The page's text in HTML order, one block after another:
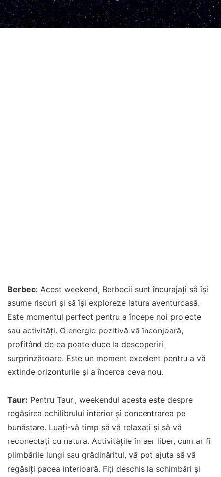
Berbec: Acest weekend, Berbecii sunt încurajați să își
asume riscuri și să își exploreze latura aventuroasă.
Este momentul perfect pentru a începe noi proiecte
sau activități. O energie pozitivă vă înconjoară,
profitând de ea poate duce la descoperiri
surprinzătoare. Este un moment excelent pentru a vă
extinde orizonturile și a încerca ceva nou.
Taur: Pentru Tauri, weekendul acesta este despre
regăsirea echilibrului interior și concentrarea pe
bunăstare. Luați-vă timp să vă relaxați și să vă
reconectați cu natura. Activitățile în aer liber, cum ar fi
plimbările lungi sau grădinăritul, vă pot ajuta să vă
regăsiți pacea interioară. Fiți deschis la schimbări și